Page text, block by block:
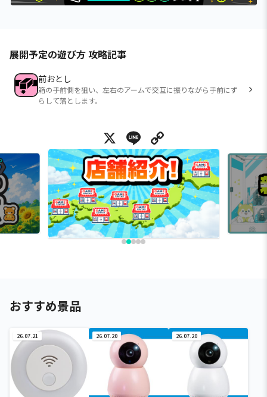
展開予定の遊び方 攻略記事
前おとし
箱の手前側を狙い、左右のアームで交互に振りながら手前にず
らして落とします。
X Line
おすすめ景品
26.07.21 26.07.20 26.07.20